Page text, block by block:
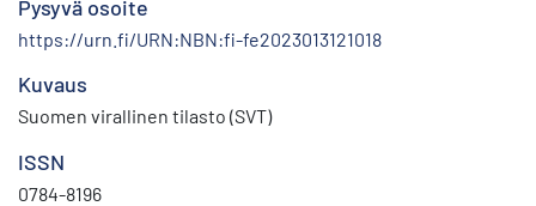
Pysyvä osoite
https://urn.fi/URN:NBN:fi-fe2023013121018
Kuvaus
Suomen virallinen tilasto (SVT)
ISSN
0784-8196